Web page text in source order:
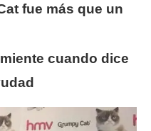
fue más que un
cuando dice